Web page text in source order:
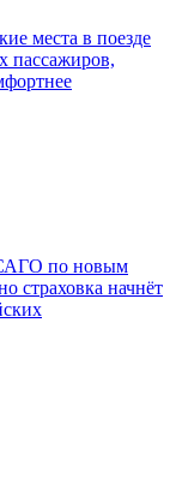
места в поезде
пассажиров,
по новым
страховка начнёт